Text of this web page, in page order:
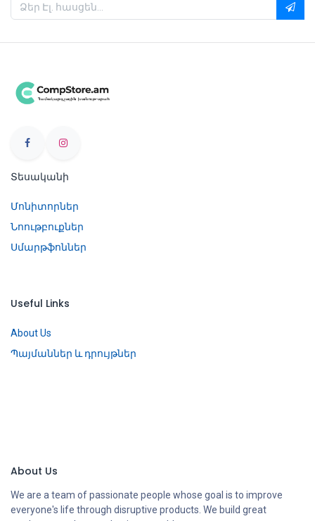
Տեսականի
Մոնիտորներ
Նոութբուքներ
Սմարթֆոններ
Useful Links
About Us
Պայմաններ և դրույթներ
About Us
We are a team of passionate people whose goal is to improve
everyone's life through disruptive products. We build great